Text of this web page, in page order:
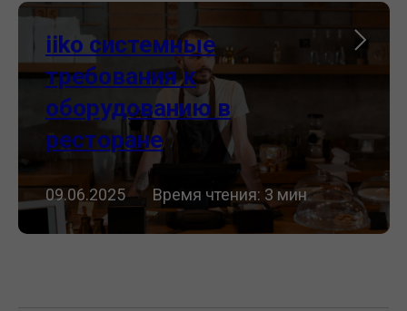
iiko системные
требования к
оборудованию в
ресторане
09.06.2025 ⠀⠀Время чтения: 3 мин